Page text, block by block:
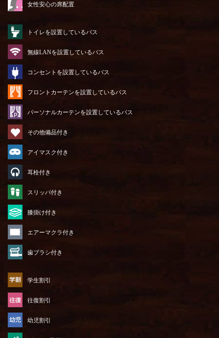
女性安心の席配置
トイレを設置しているバス
無線LANを設置しているバス
コンセントを設置しているバス
フロントカーテンを設置しているバス
パーソナルカーテンを設置しているバス
その他備品付き
アイマスク付き
耳栓付き
スリッパ付き
膝掛け付き
エアーマクラ付き
歯ブラシ付き
学生割引
往復割引
幼児割引